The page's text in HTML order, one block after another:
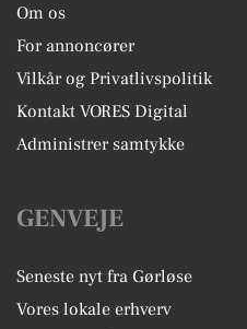
Om os
For annoncører
Vilkår og Privatlivspolitik
Kontakt VORES Digital
Administrer samtykke
GENVEJE
Seneste nyt fra Gørløse
Vores lokale erhverv